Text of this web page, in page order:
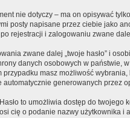
nie dotyczy – ma on opisywać
posty napisane przez ciebie jako
rejestracji i zalogowaniu zwane
zwane dalej „twoje hasło” i
danych osobowych w państwie,
masz możliwość
generowanych przez
to umożliwia dostęp do twojego
cię o podanie nazwy użytkownika i